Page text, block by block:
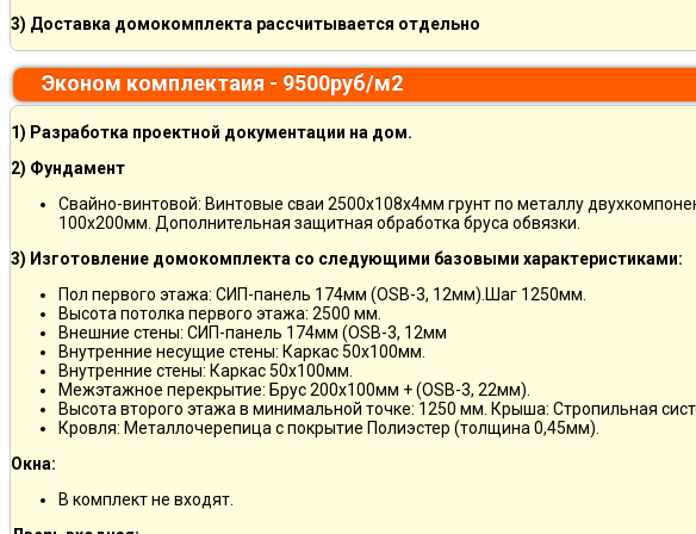
3) Доставка домокомплекта рассчитывается отдельно
Эконом комплектаия - 9500руб/м2
1) Разработка проектной документации на дом.
2) Фундамент
Свайно-винтовой: Винтовые сваи 2500х108х4мм грунт по металлу
100х200мм. Дополнительная защитная обработка бруса обвязки.
3) Изготовление домокомплекта со следующими базовыми характеристиками:
Пол первого этажа: СИП-панель 174мм (OSB-3, 12мм).Шаг 1250мм.
Высота потолка первого этажа: 2500 мм.
Внешние стены: СИП-панель 174мм (OSB-3, 12мм
Внутренние несущие стены: Каркас 50х100мм.
Внутренние стены: Каркас 50х100мм.
Межэтажное перекрытие: Брус 200х100мм + (OSB-3, 22мм).
Высота второго этажа в минимальной точке: 1250 мм. Крыша: Стропильная
Кровля: Металлочерепица с покрытие Полиэстер (толщина 0,45мм).
Окна:
В комплект не входят.